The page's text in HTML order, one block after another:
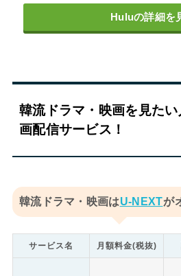
Huluの詳細を
韓流ドラマ・映画を見た
画配信サービス！
韓流ドラマ・映画は
サービス名 月額料金(税抜)